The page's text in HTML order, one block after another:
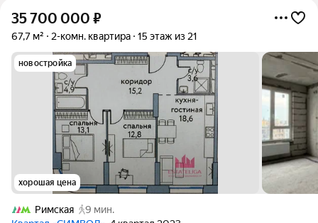
35 700 000 ₽
67,7 м² 2-комн. квартира 15 этаж из 21
новостройка
хорошая цена
Римская
9 мин.